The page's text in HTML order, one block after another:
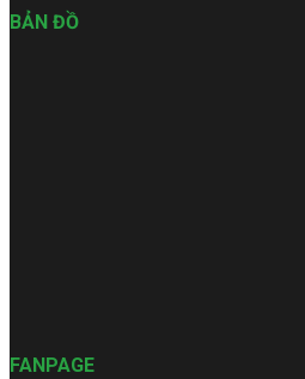
BẢN ĐỒ
FANPAGE